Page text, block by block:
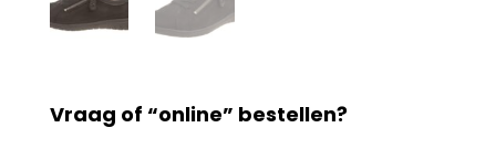
Vraag of “online” bestellen?